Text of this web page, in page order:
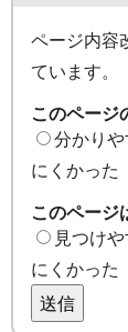
ページ内容
ています。
このページ
分かり
にくかった
このページ
見つけ
にくかった
送信